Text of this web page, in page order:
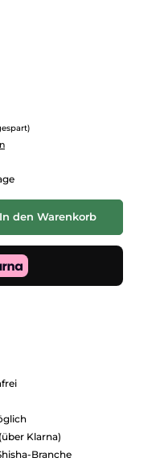
Wert ein oder benutze die
In den Warenkorb
Klarna)
Branche